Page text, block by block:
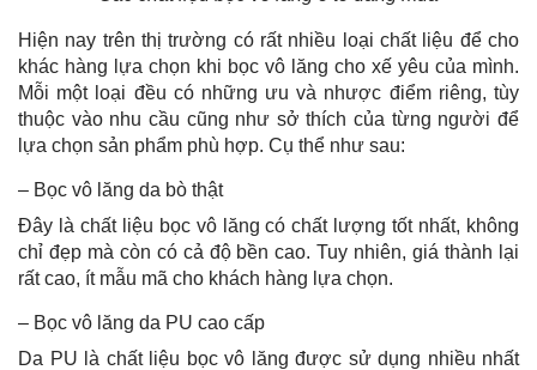
Hiện nay trên thị trường có rất nhiều loại chất liệu để cho
khác hàng lựa chọn khi bọc vô lăng cho xế yêu của mình.
Mỗi một loại đều có những ưu và nhược điểm riêng, tùy
thuộc vào nhu cầu cũng như sở thích của từng người để
lựa chọn sản phẩm phù hợp. Cụ thể như sau:
– Bọc vô lăng da bò thật
Đây là chất liệu bọc vô lăng có chất lượng tốt nhất, không
chỉ đẹp mà còn có cả độ bền cao. Tuy nhiên, giá thành lại
rất cao, ít mẫu mã cho khách hàng lựa chọn.
– Bọc vô lăng da PU cao cấp
Da PU là chất liệu bọc vô lăng được sử dụng nhiều nhất